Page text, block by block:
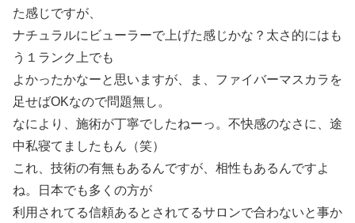
た感じですが、
ナチュラルにビューラーで上げた感じかな？太さ的にはも
う１ランク上でも
よかったかなーと思いますが、ま、ファイバーマスカラを
足せばOKなので問題無し。
なにより、施術が丁寧でしたねーっ。不快感のなさに、途
中私寝てましたもん（笑）
これ、技術の有無もあるんですが、相性もあるんですよ
ね。日本でも多くの方が
利用されてる信頼あるとされてるサロンで合わないと事か